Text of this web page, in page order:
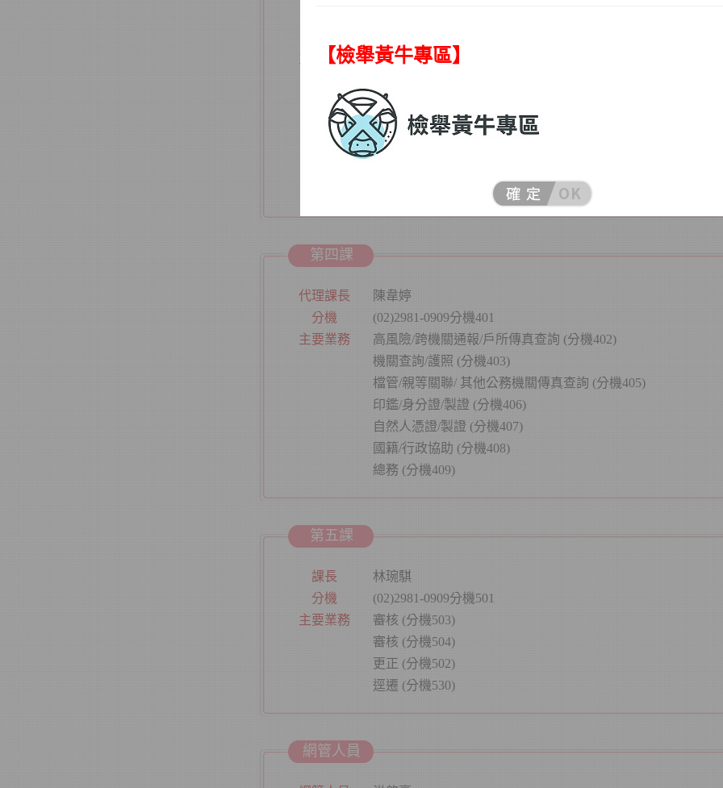
主要業務
親等關聯 (分機305)
逕遷/特殊註記(分機307)
機關傳真查詢/傳真代發/高風險(分機304)
機關查詢/死亡通報 (分機308)
身分證（掛失）/製證 (分機309、310)
第四課
代理課長
陳韋婷
分機
(02)2981-0909分機401
主要業務
高風險/跨機關通報/戶所傳真查詢 (分機402)
機關查詢/護照 (分機403)
檔管/親等關聯/ 其他公務機關傳真查詢 (分機405)
印鑑/身分證/製證 (分機406)
自然人憑證/製證 (分機407)
國籍/行政協助 (分機408)
總務 (分機409)
第五課
課長
林琬騏
分機
(02)2981-0909分機501
主要業務
審核 (分機503)
審核 (分機504)
更正 (分機502)
逕遷 (分機530)
網管人員
【檢舉黃牛專區】
為因應黃牛票猖獗現象，文化部及體育部，已依據法令制定檢舉黃牛規
妥善蒐證後得以書面、言詞、電子郵件或其他方式，向舉辦地所轄地方
進行檢舉，因此於新北舉辦者，民眾除可透過書面、1999及市長信箱外
另設有檢舉黃牛網站專區開放民眾網路檢舉，系統收受檢舉案件後，將
定視檢舉運動賽事或活動之舉辦地，分案予所轄地方主管機關進行查處
【服務時間】
連假後上班首日及每週一現場洽公民眾多，市民朋友申辦案件請寬
間，非急欲申辦案件，可避開該時段，以減省您的寶貴時間。因中
務人力較少，請多利用平日上班時段洽公，以節省您的等待間。
本所服務時間為週一至週五上午8時至下午5時30分
依行政院人事行政總處公布之115年政府行政機關辦公日曆表
，請市民避免於非服務時間至戶所洽公，以免徒勞往返。
如有辦理結婚登記需求之民眾，可於結婚登記日前3個辦公日內，向
務所辦理結婚登記，並指定結婚登記生效日，歡迎多加利用。
【反詐宣導】
近期屢接獲詐騙集團冒用戶政機關名義致電向民眾確認姓名、身分證字
年月日等個人訊息，並留下詐騙電話，請民眾務必提高警覺，
重要個資給不明人士，以維護自身個資安全，
確認或索取個人資料，如果接獲不明戶政語音或簡訊通知，或自稱戶政
員）之可疑電話，請先向戶政事務所查證或撥打165反詐騙專線，避免
【自然人憑證申請
辦理自然人憑證，請填寫